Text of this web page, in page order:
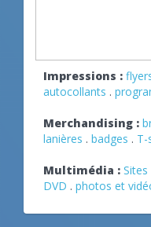
Impressions :
autocollants .
Merchandising :
lanières . badges . T-
Multimédia :
DVD . photos et